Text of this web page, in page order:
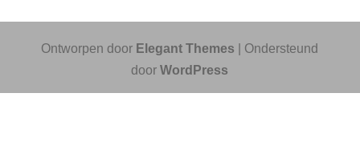
Ontworpen door Elegant Themes | Ondersteund
doorWordPress